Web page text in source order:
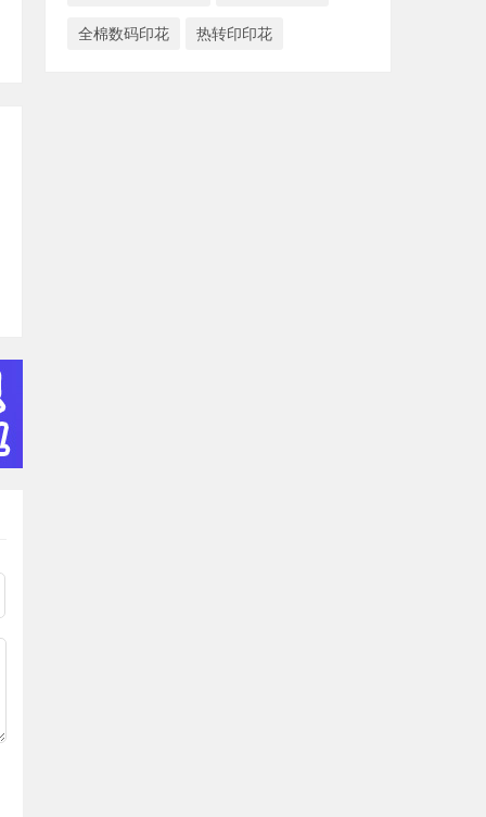
全棉数码印花 热转印印花